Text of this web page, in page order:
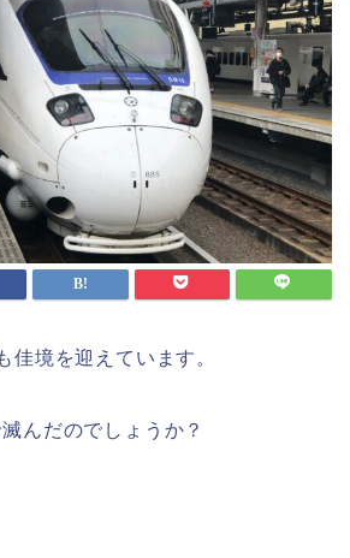
佳境を迎えています。
んだのでしょうか？